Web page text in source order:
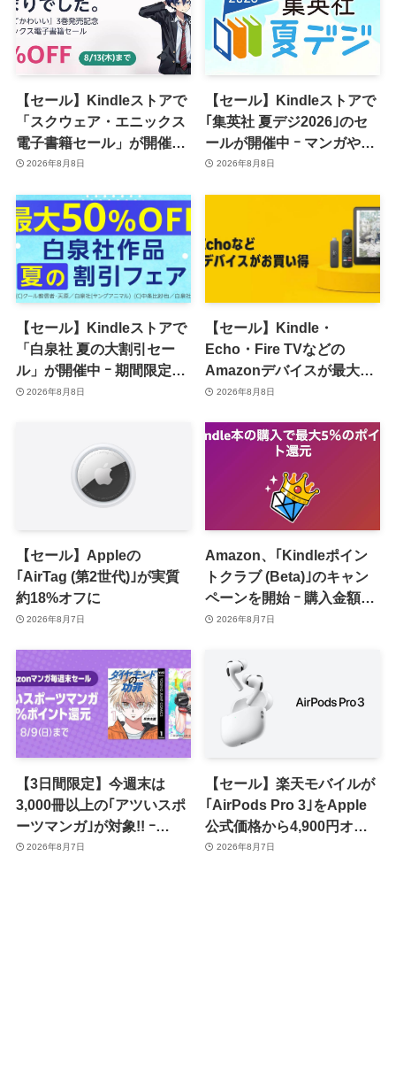
【セール】Kindleストアで
「スクウェア・エニックス
電子書籍セール」が開催中
ｰ コミックやゲーム関連書
2026年8月8日
【セール】Kindleストアで
｢集英社 夏デジ2026｣のセ
ールが開催中 ｰ マンガや写
真集など1,000冊以上が
2026年8月8日
【セール】Kindleストアで
「白泉社 夏の大割引セー
ル」が開催中 ｰ 期間限定
70％オフや全巻50％オフな
2026年8月8日
【セール】Kindle・
Echo・Fire TVなどの
Amazonデバイスが最大
31%オフに
2026年8月8日
【セール】Appleの
｢AirTag (第2世代)｣が実質
約18%オフに
2026年8月7日
Amazon、｢Kindleポイン
トクラブ (Beta)｣のキャン
ペーンを開始 ｰ 購入金額に
応じて来月のポイント還元
2026年8月7日
【3日間限定】今週末は
3,000冊以上の｢アツいスポ
ーツマンガ｣が対象!! ｰ
｢Amazonマンガ毎週末セ
2026年8月7日
【セール】楽天モバイルが
｢AirPods Pro 3｣をApple
公式価格から4,900円オフ
で販売中
2026年8月7日